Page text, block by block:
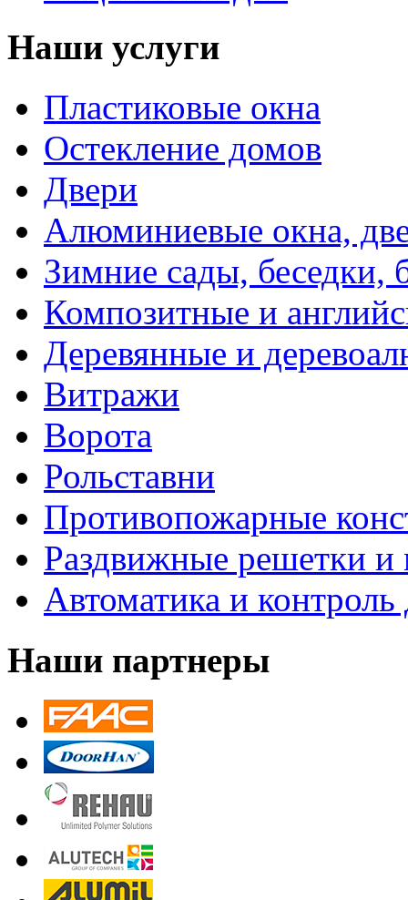
Наши услуги
Пластиковые окна
Остекление домов
Двери
Алюминиевые окна,
Зимние сады, беседки,
Композитные и
Деревянные и
Витражи
Ворота
Рольставни
Противопожарные
Раздвижные решетки и
Автоматика и контроль
Наши партнеры